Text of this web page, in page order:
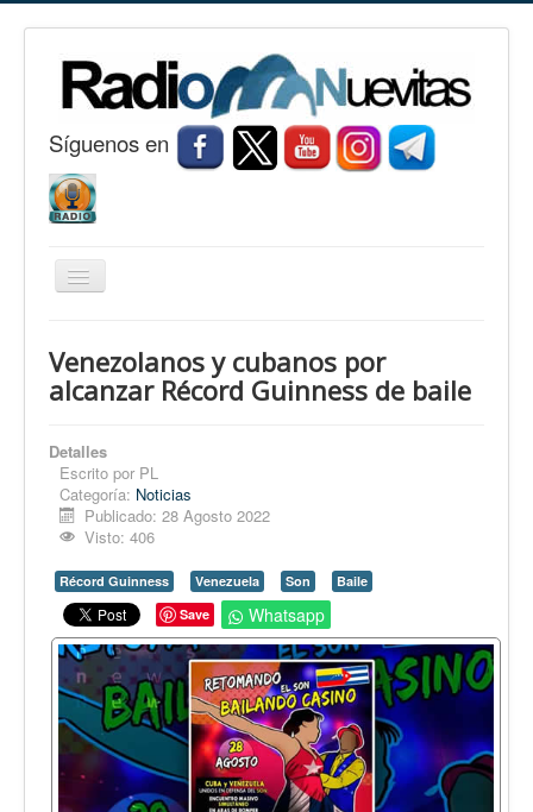
Síguenos en
Cambiar
Nuevitas
Conozca Nuevitas
Fotorreportaje
Opinión
En audio
Medio Ambiente
Ciencia, tecnología y curiosidades
Francés
Inglés
Desempolvando la historia
Venezolanos y cubanos por
alcanzar Récord Guinness de baile
Detalles
Escrito por PL
Categoría: Noticias
Publicado: 28 Agosto 2022
Visto: 406
Récord Guinness Venezuela Son
Baile
Save
Whatsapp